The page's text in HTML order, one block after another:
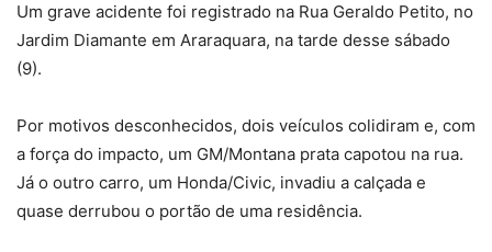
Um grave acidente foi registrado na Rua Geraldo Petito, no
Jardim Diamante em Araraquara, na tarde desse sábado
(9).
Por motivos desconhecidos, dois veículos colidiram e, com
a força do impacto, um GM/Montana prata capotou na rua.
Já o outro carro, um Honda/Civic, invadiu a calçada e
quase derrubou o portão de uma residência.